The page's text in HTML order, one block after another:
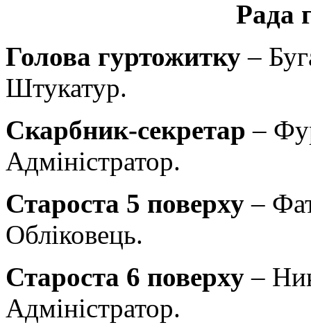
Рада
Голова гуртожитку –
Штукатур.
Скарбник-секретар –
Адміністратор.
Староста 5 поверху –
Обліковець.
Староста 6 поверху –
Адміністратор.